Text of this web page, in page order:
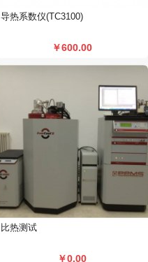
导热系数仪(TC3100)
￥600.00
比热测试
￥0.00